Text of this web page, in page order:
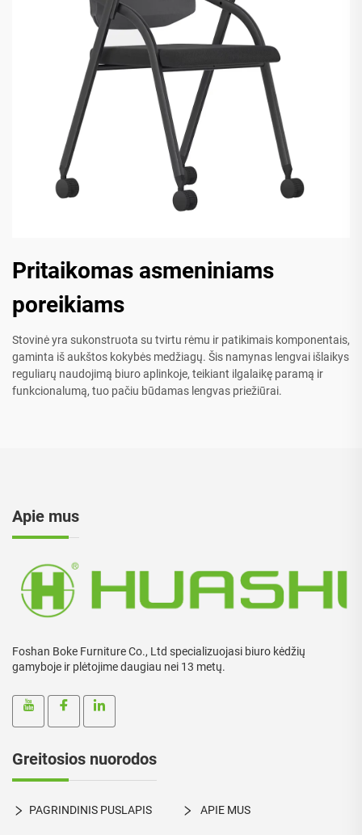
Pritaikomas asmeniniams
poreikiams
Stovinė yra sukonstruota su tvirtu rėmu ir patikimais komponentais,
gaminta iš aukštos kokybės medžiagų. Šis namynas lengvai išlaikys
reguliarų naudojimą biuro aplinkoje, teikiant ilgalaikę paramą ir
funkcionalumą, tuo pačiu būdamas lengvas priežiūrai.
Apie mus
Foshan Boke Furniture Co., Ltd specializuojasi biuro kėdžių
gamyboje ir plėtojime daugiau nei 13 metų.
Greitosios nuorodos
PAGRINDINIS PUSLAPIS APIE MUS